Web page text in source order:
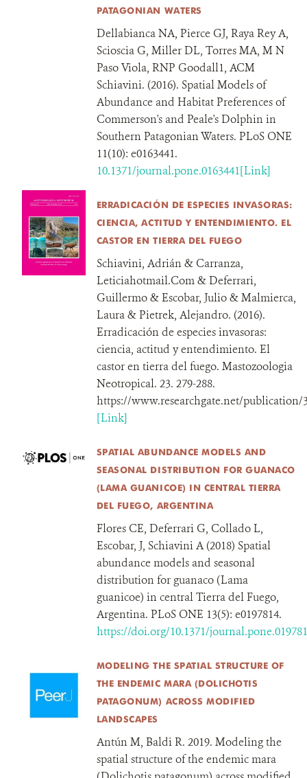
PATAGONIAN WATERS
Dellabianca NA, Pierce GJ, Raya Rey A,
Scioscia G, Miller DL, Torres MA, M N
Paso Viola, RNP Goodall1, ACM
Schiavini. (2016). Spatial Models of
Abundance and Habitat Preferences of
Commerson's and Peale's Dolphin in
Southern Patagonian Waters. PLoS ONE
11(10): e0163441.
10.1371/journal.pone.0163441[Link]
ERRADICACIÓN DE ESPECIES INVASORAS:
CIENCIA, ACTITUD Y ENTENDIMIENTO. EL
CASTOR EN TIERRA DEL FUEGO
Schiavini, Adrián & Carranza,
Leticiahotmail.Com & Deferrari,
Guillermo & Escobar, Julio & Malmierca,
Laura & Pietrek, Alejandro. (2016).
Erradicación de especies invasoras:
ciencia, actitud y entendimiento. El
castor en tierra del fuego. Mastozoologia
Neotropical. 23. 279-288.
https://www.researchgate.net/publication/
[Link]
SPATIAL ABUNDANCE MODELS AND
SEASONAL DISTRIBUTION FOR GUANACO
(LAMA GUANICOE) IN CENTRAL TIERRA
DEL FUEGO, ARGENTINA
Flores CE, Deferrari G, Collado L,
Escobar, J, Schiavini A (2018) Spatial
abundance models and seasonal
distribution for guanaco (Lama
guanicoe) in central Tierra del Fuego,
Argentina. PLoS ONE 13(5): e0197814.
https://doi.org/10.1371/
MODELING THE SPATIAL STRUCTURE OF
THE ENDEMIC MARA (DOLICHOTIS
PATAGONUM) ACROSS MODIFIED
LANDSCAPES
Antún M, Baldi R. 2019. Modeling the
spatial structure of the endemic mara